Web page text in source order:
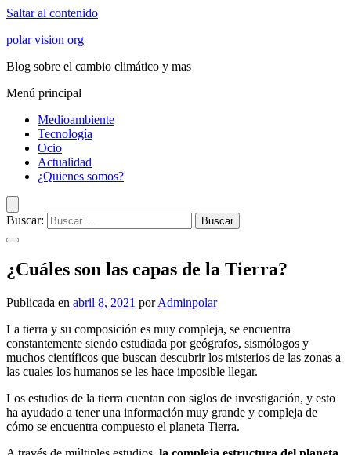
Saltar al contenido
polar vision org
Blog sobre el cambio climático y mas
Menú principal
Medioambiente
Tecnología
Ocio
Actualidad
¿Quienes somos?
Buscar:
¿Cuáles son las capas de la Tierra?
Publicada en abril 8, 2021 porAdminpolar
La tierra y su composición es muy compleja, se encuentra
constantemente siendo estudiada por geógrafos, sismólogos y
muchos científicos que buscan descubrir los misterios de las zonas a
las cuales los humanos se les hace imposible llegar.
Los estudios de la tierra cuentan con siglos de investigación, y esto
ha ayudado a tener una información muy grande y compleja de
cómo se encuentra compuesto el planeta Tierra.